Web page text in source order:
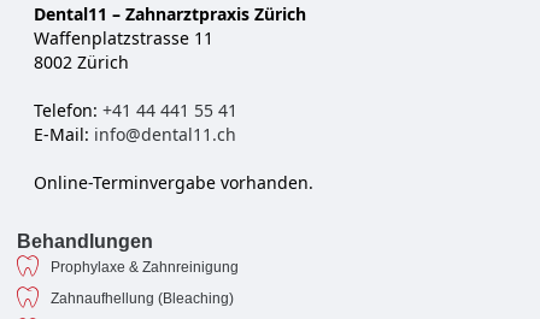
Dental11 – Zahnarztpraxis Zürich
Waffenplatzstrasse 11
8002 Zürich
Telefon: +41 44 441 55 41
E-Mail: info@dental11.ch
Online-Terminvergabe vorhanden.
Behandlungen
Prophylaxe & Zahnreinigung
Zahnaufhellung (Bleaching)